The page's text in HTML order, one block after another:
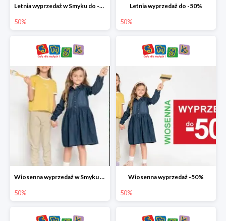
Letnia wyprzedaż w Smyku do -50%
50%
Letnia wyprzedaż do -50%
50%
Wiosenna wyprzedaż w Smyku do -50%
50%
Wiosenna wyprzedaż -50%
50%